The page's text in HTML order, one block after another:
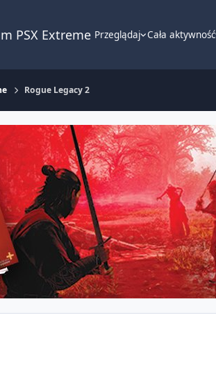
PSX Extreme Przeglądaj Cała aktywność
Rogue Legacy 2